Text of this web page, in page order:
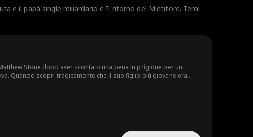
e il papà single miliardario e Il ritorno del Mietitore. Temi
Stone dopo aver scontato una pena in prigione per un
Quando scoprì tragicamente che il suo figlio più giovane era